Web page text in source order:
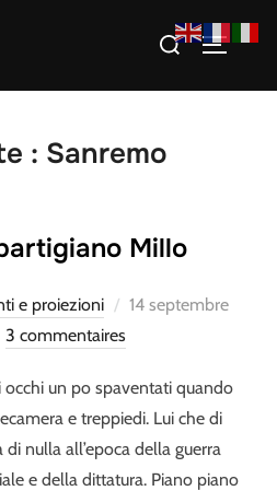
Rechercher :
: Sanremo
Millo
e proiezioni
Publié
14 septembre
3 commentaires
un po spaventati quando
e treppiedi. Lui che di
nulla all’epoca della guerra
e della dittatura. Piano piano